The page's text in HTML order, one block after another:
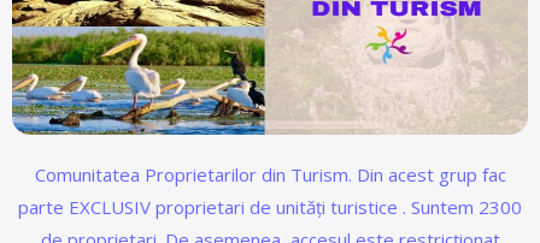
Comunitatea Proprietarilor din Turism. Din acest grup fac
parte EXCLUSIV proprietari de unități turistice . Suntem 2300